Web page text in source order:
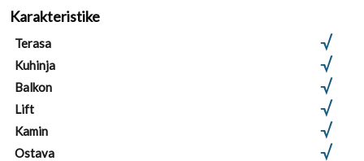
Karakteristike
Terasa
Kuhinja
Balkon
Lift
Kamin
Ostava